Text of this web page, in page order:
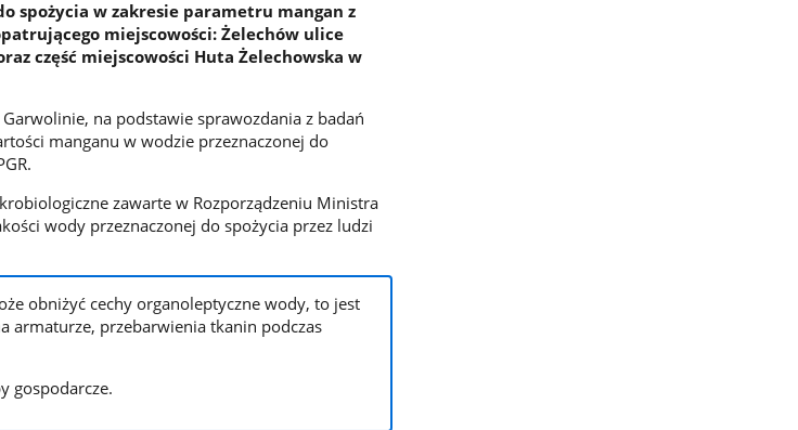
spożycia w zakresie parametru mangan z
miejscowości: Żelechów ulice
część miejscowości Huta Żelechowska w
na podstawie sprawozdania z badań
manganu w wodzie przeznaczonej do
zawarte w Rozporządzeniu Ministra
wody przeznaczonej do spożycia przez ludzi
obniżyć cechy organoleptyczne wody, to jest
armaturze, przebarwienia tkanin podczas
gospodarcze.